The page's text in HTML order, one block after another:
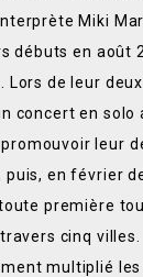
Miki
débuts en août
Lors de leur
concert en solo
promouvoir leur
puis, en février
première
cinq villes.
multiplié